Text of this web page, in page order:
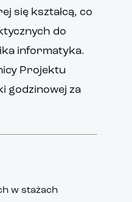
się kształcą, co
do
informatyka.
Projektu
godzinowej za
w stażach